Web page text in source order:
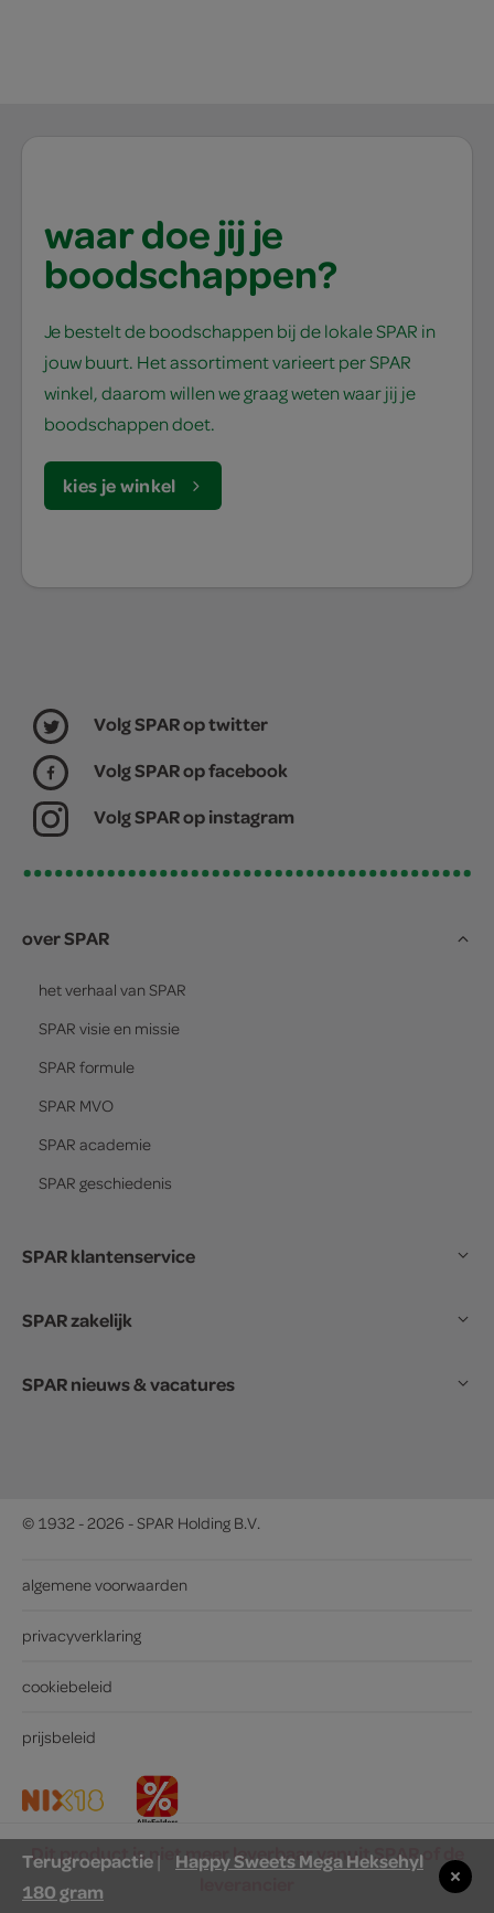
Dit product is niet meer leverbaar vanuit SPAR of de
waar doe jij je
boodschappen?
Je bestelt de boodschappen bij de lokale SPAR in
jouw buurt. Het assortiment varieert per SPAR
winkel, daarom willen we graag weten waar jij je
boodschappen doet.
kies je winkel
Volg SPAR op twitter
Volg SPAR op facebook
Volg SPAR op instagram
over SPAR
het verhaal van SPAR
SPAR visie en missie
SPAR formule
SPAR MVO
SPAR academie
SPAR geschiedenis
SPAR klantenservice
SPAR zakelijk
SPAR nieuws & vacatures
© 1932 - 2026 - SPAR Holding B.V.
algemene voorwaarden
privacyverklaring
cookiebeleid
prijsbeleid
Terugroepactie|
Happy Sweets Mega Heksehyl
180 gram